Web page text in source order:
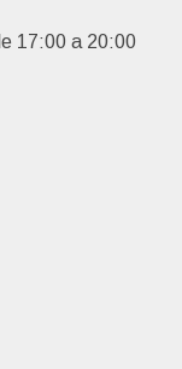
17:00 a 20:00